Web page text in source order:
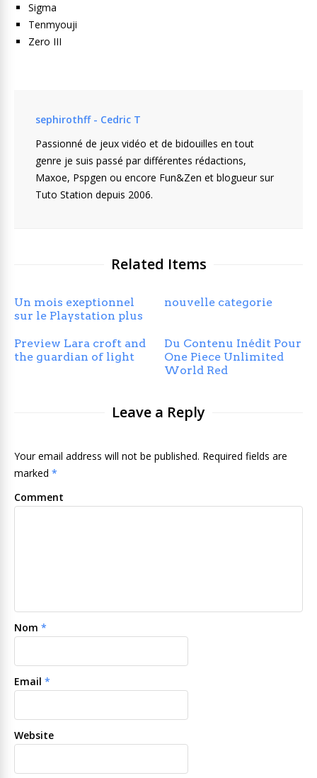
Sigma
Tenmyouji
Zero III
sephirothff - Cedric T
Passionné de jeux vidéo et de bidouilles en tout
genre je suis passé par différentes rédactions,
Maxoe, Pspgen ou encore Fun&Zen et blogueur sur
Tuto Station depuis 2006.
Related Items
Un mois exeptionnel
sur le Playstation plus
nouvelle categorie
Preview Lara croft and
the guardian of light
Du Contenu Inédit Pour
One Piece Unlimited
World Red
Leave a Reply
Your email address will not be published. Required fields are
marked *
Comment
Nom *
Email *
Website